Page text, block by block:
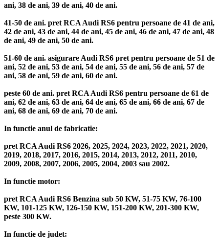
ani, 38 de ani, 39 de ani, 40 de ani.
41-50 de ani. pret RCA Audi RS6 pentru persoane de 41 de ani,
42 de ani, 43 de ani, 44 de ani, 45 de ani, 46 de ani, 47 de ani, 48
de ani, 49 de ani, 50 de ani.
51-60 de ani. asigurare Audi RS6 pret pentru persoane de 51 de
ani, 52 de ani, 53 de ani, 54 de ani, 55 de ani, 56 de ani, 57 de
ani, 58 de ani, 59 de ani, 60 de ani.
peste 60 de ani. pret RCA Audi RS6 pentru persoane de 61 de
ani, 62 de ani, 63 de ani, 64 de ani, 65 de ani, 66 de ani, 67 de
ani, 68 de ani, 69 de ani, 70 de ani.
In functie anul de fabricatie:
pret RCA Audi RS6 2026, 2025, 2024, 2023, 2022, 2021, 2020,
2019, 2018, 2017, 2016, 2015, 2014, 2013, 2012, 2011, 2010,
2009, 2008, 2007, 2006, 2005, 2004, 2003 sau 2002.
In functie motor:
pret RCA Audi RS6 Benzina sub 50 KW, 51-75 KW, 76-100
KW, 101-125 KW, 126-150 KW, 151-200 KW, 201-300 KW,
peste 300 KW.
In functie de judet: